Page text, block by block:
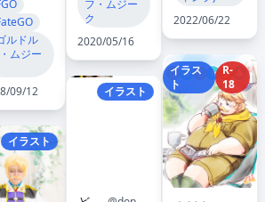
ルドル
ムジー
09/12
イラスト
フ・ムジー
ク
2020/05/16
イラスト
2022/06/22
イラス
ト
R-
18